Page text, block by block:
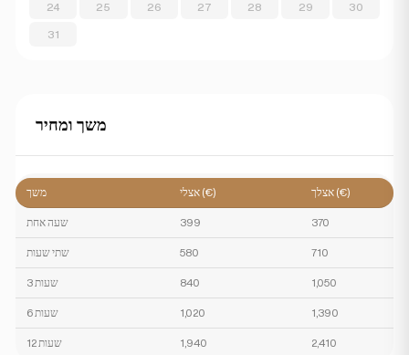
24 25 26 27 28 29 30
31
משך ומחיר
משך אצלי (€) אצלך (€)
שעה אחת 399 370
שתי שעות 580 710
3 שעות 840 1,050
6 שעות 1,020 1,390
12 שעות 1,940 2,410